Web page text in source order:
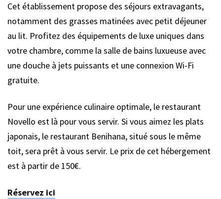
Cet établissement propose des séjours extravagants,
notamment des grasses matinées avec petit déjeuner
au lit. Profitez des équipements de luxe uniques dans
votre chambre, comme la salle de bains luxueuse avec
une douche à jets puissants et une connexion Wi-Fi
gratuite.
Pour une expérience culinaire optimale, le restaurant
Novello est là pour vous servir. Si vous aimez les plats
japonais, le restaurant Benihana, situé sous le même
toit, sera prêt à vous servir. Le prix de cet hébergement
est à partir de 150€.
Réservez ici